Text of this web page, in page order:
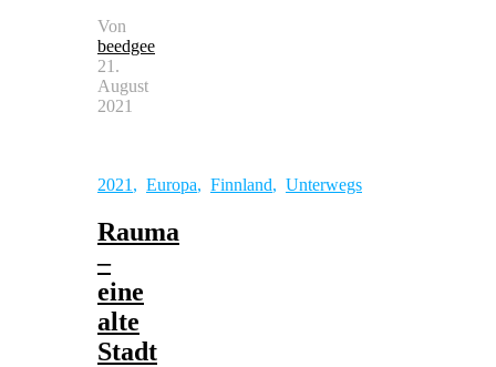
Von
beedgee
21.
August
2021
2021 , Europa, Finnland, Unterwegs
Rauma
–
eine
alte
Stadt